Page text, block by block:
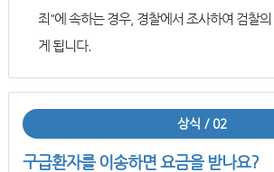
죄"에 속하는 경우, 경찰에서 조사하여 검찰
게 됩니다.
상식 / 02
구급환자를 이송하면 요금을 받나요?